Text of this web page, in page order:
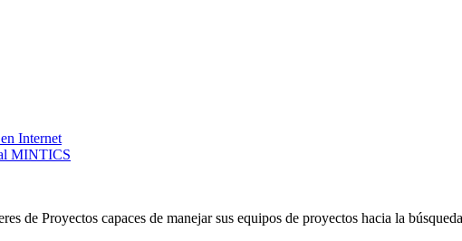
Internet
MINTICS
de Proyectos capaces de manejar sus equipos de proyectos hacia la